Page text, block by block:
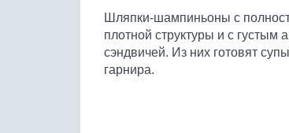
Шляпки-шампиньоны с
плотной структуры и с
сэндвичей. Из них готовят
гарнира.